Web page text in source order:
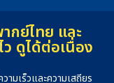
กย์ไทย และ
ดูได้ต่อเนื่อง
ามเร็วและความเสถียร